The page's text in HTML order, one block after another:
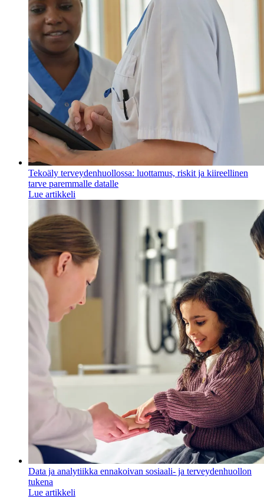
Tekoäly terveydenhuollossa: luottamus, riskit ja kiireellinen
tarve paremmalle datalle
Lue artikkeli
Data ja analytiikka ennakoivan sosiaali- ja terveydenhuollon
tukena
Lue artikkeli